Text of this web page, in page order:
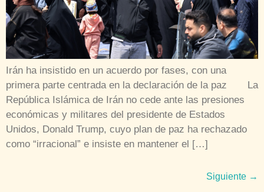
Irán ha insistido en un acuerdo por fases, con una
primera parte centrada en la declaración de la paz La
República Islámica de Irán no cede ante las presiones
económicas y militares del presidente de Estados
Unidos, Donald Trump, cuyo plan de paz ha rechazado
como “irracional” e insiste en mantener el […]
Siguiente →